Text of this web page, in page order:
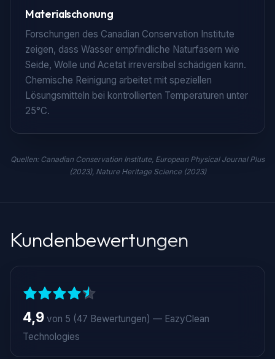
Materialschonung
Forschungen des Canadian Conservation Institute
zeigen, dass Wasser empfindliche Naturfasern wie
Seide, Wolle und Acetat irreversibel schädigen kann.
Chemische Reinigung arbeitet mit speziellen
Lösungsmitteln bei kontrollierten Temperaturen unter
25°C.
Quellen: Canadian Conservation Institute, European Physical Journal Plus
(2023), Nature Heritage Science (2023)
Kundenbewertungen
4,9 von 5 (47 Bewertungen) — EazyClean
Technologies